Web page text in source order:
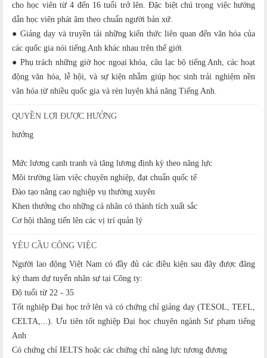
cho học viên từ 4 đến 16 tuổi trở lên. Đặc biệt chú trọng việc hướng
dẫn học viên phát âm theo chuẩn người bản xứ.
● Giảng dạy và truyền tải những kiến thức liên quan đến văn hóa của
các quốc gia nói tiếng Anh khác nhau trên thế giới
● Phụ trách những giờ học ngoại khóa, câu lạc bộ tiếng Anh, các hoạt
động văn hóa, lễ hội, và sự kiện nhằm giúp học sinh trải nghiệm nền
văn hóa từ nhiều quốc gia và rèn luyện khả năng Tiếng Anh.
QUYỀN LỢI ĐƯỢC HƯỞNG
hưởng
Mức lương cạnh tranh và tăng lương định kỳ theo năng lực
Môi trường làm việc chuyên nghiệp, đạt chuẩn quốc tế
Đào tạo nâng cao nghiệp vụ thường xuyên
Khen thưởng cho những cá nhân có thành tích xuất sắc
Cơ hội thăng tiến lên các vị trí quản lý
YÊU CẦU CÔNG VIỆC
Người lao động Việt Nam có đầy đủ các điều kiện sau đây được đăng
ký tham dự tuyển nhân sự tại Công ty:
Độ tuổi từ 22 - 35
Tốt nghiệp Đại học trở lên và có chứng chỉ giảng dạy (TESOL, TEFL,
CELTA,...). Ưu tiên tốt nghiệp Đại học chuyên ngành Sư phạm tiếng
Anh
Có chứng chỉ IELTS hoặc các chứng chỉ năng lực tương đương